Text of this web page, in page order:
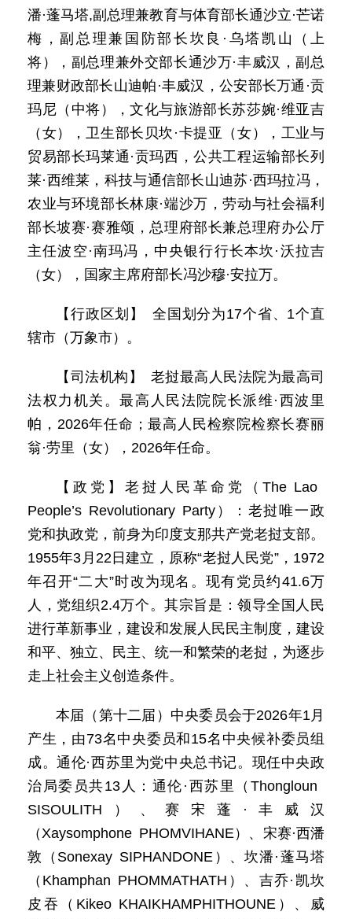
潘·蓬马塔,副总理兼教育与体育部长通沙立·芒诺
梅，副总理兼国防部长坎良·乌塔凯山（上
将），副总理兼外交部长通沙万·丰威汉，副总
理兼财政部长山迪帕·丰威汉，公安部长万通·贡
玛尼（中将），文化与旅游部长苏莎婉·维亚吉
（女），卫生部长贝坎·卡提亚（女），工业与
贸易部长玛莱通·贡玛西，公共工程运输部长列
莱·西维莱，科技与通信部长山迪苏·西玛拉冯，
农业与环境部长林康·端沙万，劳动与社会福利
部长坡赛·赛雅颂，总理府部长兼总理府办公厅
主任波空·南玛冯，中央银行行长本坎·沃拉吉
（女），国家主席府部长冯沙穆·安拉万。
【行政区划】 全国划分为17个省、1个直
辖市（万象市）。
【司法机构】 老挝最高人民法院为最高司
法权力机关。最高人民法院院长派维·西波里
帕，2026年任命；最高人民检察院检察长赛丽
翁·劳里（女），2026年任命。
【政党】老挝人民革命党（The Lao
People’s Revolutionary Party）：老挝唯一政
党和执政党，前身为印度支那共产党老挝支部。
1955年3月22日建立，原称“老挝人民党”，1972
年召开“二大”时改为现名。现有党员约41.6万
人，党组织2.4万个。其宗旨是：领导全国人民
进行革新事业，建设和发展人民民主制度，建设
和平、独立、民主、统一和繁荣的老挝，为逐步
走上社会主义创造条件。
本届（第十二届）中央委员会于2026年1月
产生，由73名中央委员和15名中央候补委员组
成。通伦·西苏里为党中央总书记。现任中央政
治局委员共13人：通伦·西苏里（Thongloun
SISOULITH）、赛宋蓬·丰威汉
（Xaysomphone PHOMVIHANE）、宋赛·西潘
敦（Sonexay SIPHANDONE）、坎潘·蓬马塔
（Khamphan PHOMMATHATH）、吉乔·凯坎
皮吞（Kikeo KHAIKHAMPHITHOUNE）、威